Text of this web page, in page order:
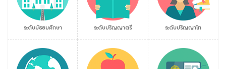
ระดับมัธยมศึกษา ระดับปริญญาตรี ระดับปริญญาโท